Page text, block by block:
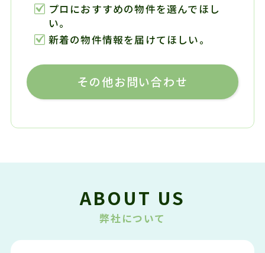
プロにおすすめの物件を選んでほし
い。
新着の物件情報を届けてほしい。
その他お問い合わせ
ABOUT US
弊社について